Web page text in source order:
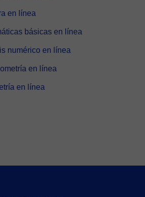
en línea
básicas en línea
numérico en línea
en línea
en línea